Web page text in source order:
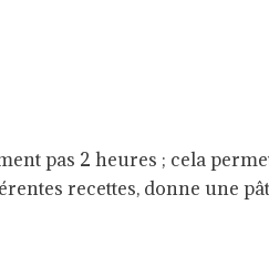
pas 2 heures ; cela
recettes, donne une